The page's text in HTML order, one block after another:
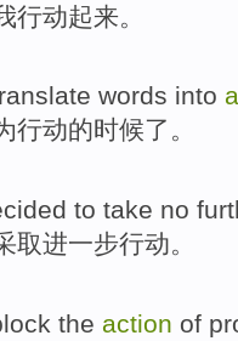
行动起来。
words into
行动的时候了。
to take no
取进一步行动。
the action of